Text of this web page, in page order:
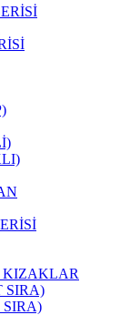
KIZAKLAR
SIRA)
SIRA)